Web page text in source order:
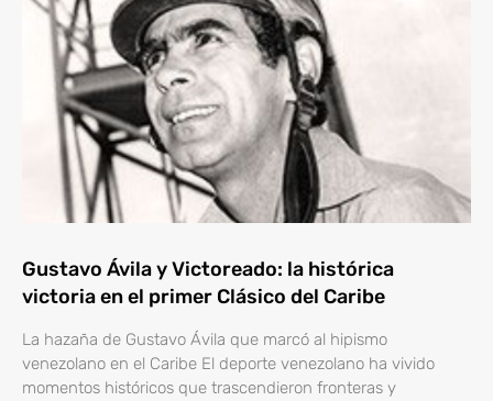
Gustavo Ávila y Victoreado: la histórica
victoria en el primer Clásico del Caribe
La hazaña de Gustavo Ávila que marcó al hipismo
venezolano en el Caribe El deporte venezolano ha vivido
momentos históricos que trascendieron fronteras y